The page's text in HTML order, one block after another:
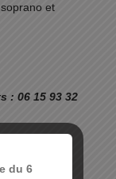
et
: 06 15 93 32
du 6